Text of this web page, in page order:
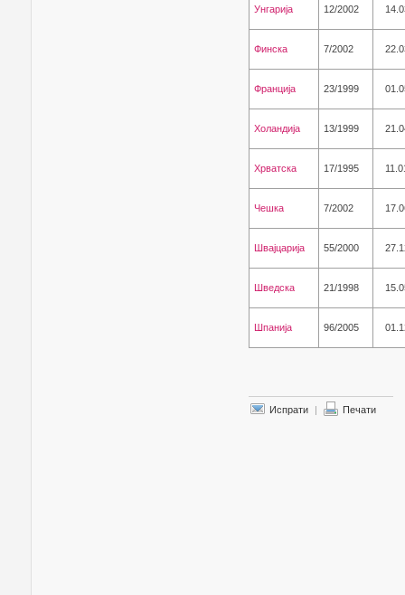
Унгарија 12/2002
Финска 7/2002
Франција 23/1999
Холандија 13/1999
Хрватска 17/1995
Чешка 7/2002
Швајцарија 55/2000
Шведска 21/1998
Шпанија 96/2005
Испрати | Печати